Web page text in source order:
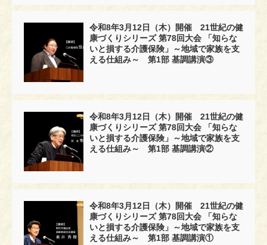
令和8年3月12日（木）開催 21世紀の健
康づくりシリーズ 第78回大会 「知らな
いと損する介護保険」～地域で家族を支
える仕組み～ 第1部 基調講演③
令和8年3月12日（木）開催 21世紀の健
康づくりシリーズ 第78回大会 「知らな
いと損する介護保険」～地域で家族を支
える仕組み～ 第1部 基調講演②
令和8年3月12日（木）開催 21世紀の健
康づくりシリーズ 第78回大会 「知らな
いと損する介護保険」～地域で家族を支
える仕組み～ 第1部 基調講演①